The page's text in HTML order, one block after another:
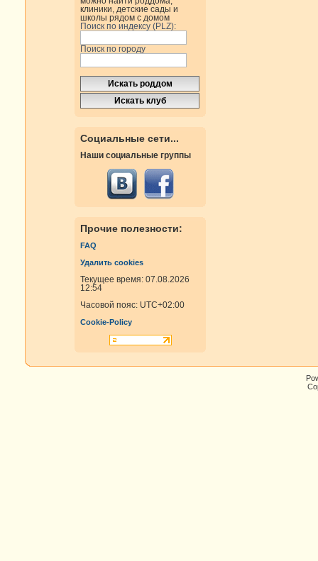
клиники, детские сады и
школы рядом с домом
Поиск по индексу (PLZ):
Поиск по городу
Социальные сети...
Наши социальные группы
Прочие полезности:
FAQ
Удалить cookies
Текущее время: 07.08.2026
12:54
Часовой пояс: UTC+02:00
Cookie-Policy